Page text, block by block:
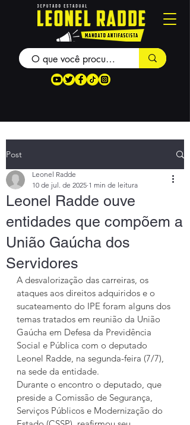
Post
Leonel Radde ouve
entidades que compõem a
União Gaúcha dos
Servidores
Leonel Radde
10 de jul. de 2025 1 min de leitura
A desvalorização das carreiras, os
ataques aos direitos adquiridos e o
sucateamento do IPE foram alguns dos
temas tratados em reunião da União
Gaúcha em Defesa da Previdência
Social e Pública com o deputado
Leonel Radde, na segunda-feira (7/7),
na sede da entidade.
Durante o encontro o deputado, que
preside a Comissão de Segurança,
Serviços Públicos e Modernização do